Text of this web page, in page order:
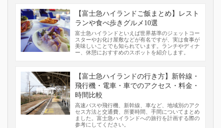
【富士急ハイランドご飯まとめ】レスト
ランや食べ歩きグルメ10選
富士急ハイランドといえば世界基準のジェットコー
スターやお化け屋敷などが有名ですが、実は食事が
美味しいことでも知られています。ランチやディナ
ー、休憩におすすめのスポットを紹介します。
【富士急ハイランドの行き方】新幹線・
飛行機・電車・車でのアクセス・料金・
時間比較
高速バスや飛行機、新幹線、車など、地域別のアク
セス方法と交通費、所要時間、手間についてまとめ
ました。富士急ハイランドへの旅行を計画する際の
参考にしてください。